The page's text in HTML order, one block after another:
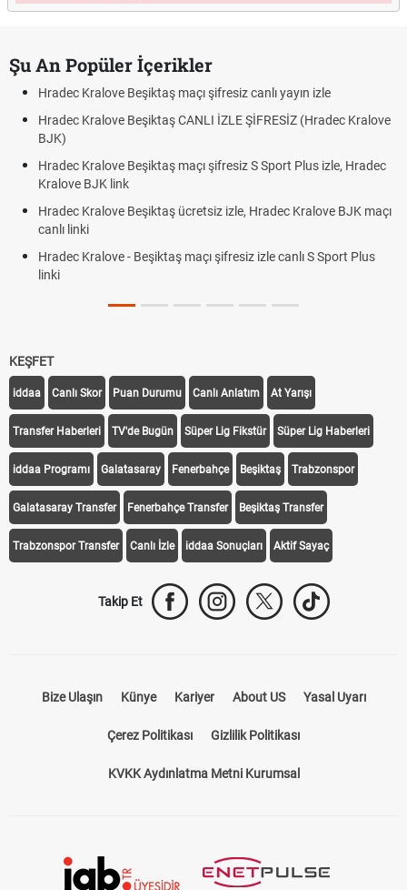
Şu An Popüler İçerikler
Hradec Kralove Beşiktaş maçı şifresiz canlı yayın izle
Hradec Kralove Beşiktaş CANLI İZLE ŞİFRESİZ (Hradec Kralove
BJK)
Hradec Kralove Beşiktaş maçı şifresiz S Sport Plus izle, Hradec
Kralove BJK link
Hradec Kralove Beşiktaş ücretsiz izle, Hradec Kralove BJK maçı
canlı linki
Hradec Kralove - Beşiktaş maçı şifresiz izle canlı S Sport Plus
linki
KEŞFET
iddaa Canlı Skor Puan Durumu Canlı Anlatım At Yarışı
Transfer Haberleri TV'de Bugün Süper Lig Fikstür Süper Lig Haberleri
iddaa Programı Galatasaray Fenerbahçe Beşiktaş Trabzonspor
Galatasaray Transfer Fenerbahçe Transfer Beşiktaş Transfer
Trabzonspor Transfer Canlı İzle iddaa Sonuçları Aktif Sayaç
Takip Et
Bize Ulaşın Künye Kariyer About US Yasal Uyarı
Çerez Politikası Gizlilik Politikası
KVKK Aydınlatma Metni Kurumsal